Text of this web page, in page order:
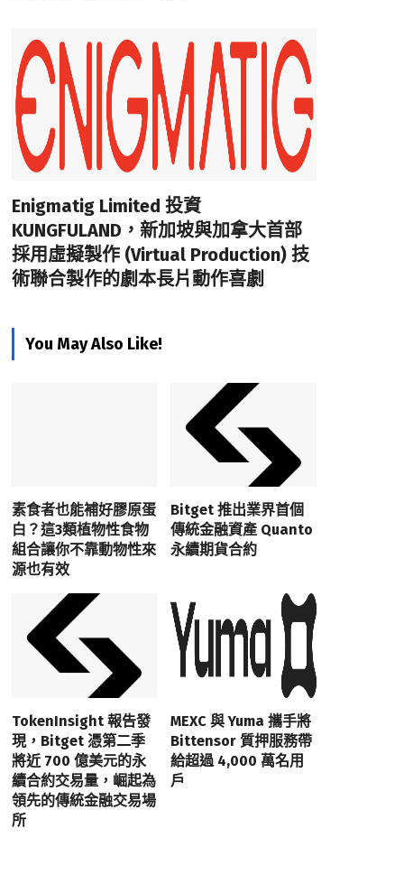
Enigmatig Limited 投資
KUNGFULAND，新加坡與加拿大首部
採用虛擬製作 (Virtual Production) 技
術聯合製作的劇本長片動作喜劇
You May Also Like!
素食者也能補好膠原蛋
白？這3類植物性食物
組合讓你不靠動物性來
源也有效
Bitget 推出業界首個
傳統金融資產 Quanto
永續期貨合約
TokenInsight 報告發
現，Bitget 憑第二季
將近 700 億美元的永
續合約交易量，崛起為
領先的傳統金融交易場
所
MEXC 與 Yuma 攜手將
Bittensor 質押服務帶
給超過 4,000 萬名用
戶